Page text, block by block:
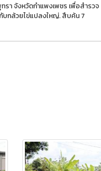
รา จังหวัดกำแพงเพชร เพื่อสำรวจ
บกล้วยไข่แปลงใหญ่. สืบค้น 7